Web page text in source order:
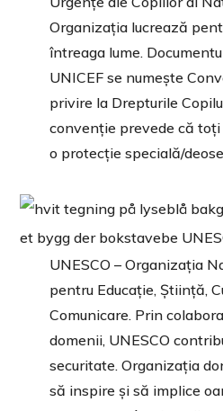
Organizația lucrează
întreaga lume.
UNICEF se numește
privire la Drepturile
convenție prevede că
o protecție specială/
UNESCO – Organizația
pentru Educație, Știință,
Comunicare. Prin
domenii, UNESCO
securitate. Organizația
să inspire și să implice